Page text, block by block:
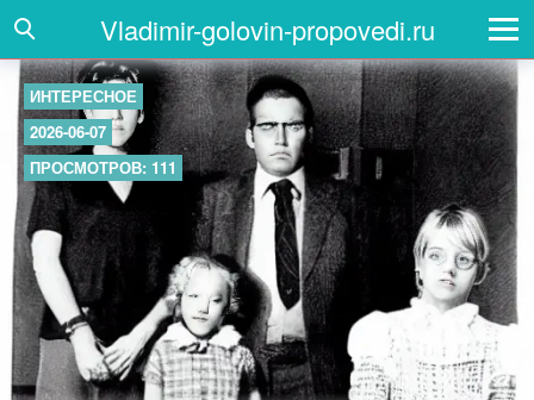
Vladimir-golovin-propovedi.ru
ИНТЕРЕСНОЕ
2026-06-07
ПРОСМОТРОВ: 111